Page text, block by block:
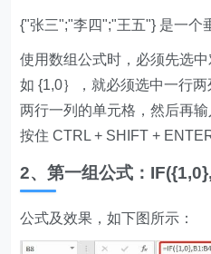
{"张三";"李四";"王五"} 是一个
使用数组公式时，必须先选
如 {1,0｝，就必须选中一行
两行一列的单元格，然后再
按住 CTRL + SHIFT +
2、第一组公式：
公式及效果，如下图所示：